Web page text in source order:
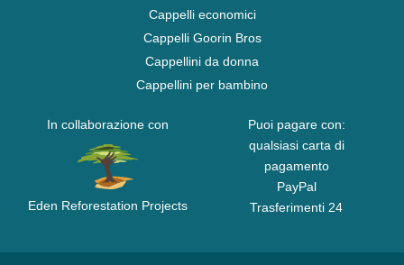
Cappelli economici
Cappelli Goorin Bros
Cappellini da donna
Cappellini per bambino
In collaborazione con
Eden Reforestation Projects
Puoi pagare con:
qualsiasi carta di
pagamento
PayPal
Trasferimenti 24